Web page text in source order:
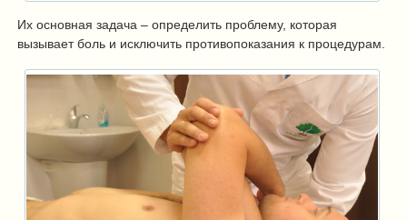
Их основная задача – определить проблему, которая
вызывает боль и исключить противопоказания к процедурам.